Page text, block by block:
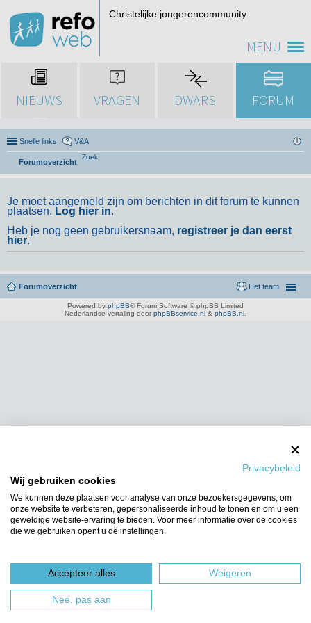
MENU
Christelijke jongerencommunity
NIEUWS VRAGEN DWARS FORUM
Snelle links V&A
Forumoverzicht
Zoek
Je moet aangemeld zijn om berichten in dit forum te kunnen
plaatsen. Log hier in.
Heb je nog geen gebruikersnaam, registreer je dan eerst
hier.
Forumoverzicht Het team
Powered by phpBB® Forum Software © phpBB Limited
Nederlandse vertaling door phpBBservice.nl & phpBB.nl
Privacybeleid
Wij gebruiken cookies
We kunnen deze plaatsen voor analyse van onze bezoekersgegevens, om
onze website te verbeteren, gepersonaliseerde inhoud te tonen en om u een
geweldige website-ervaring te bieden. Voor meer informatie over de cookies
die we gebruiken opent u de instellingen.
Accepteer alles Weigeren
Nee, pas aan